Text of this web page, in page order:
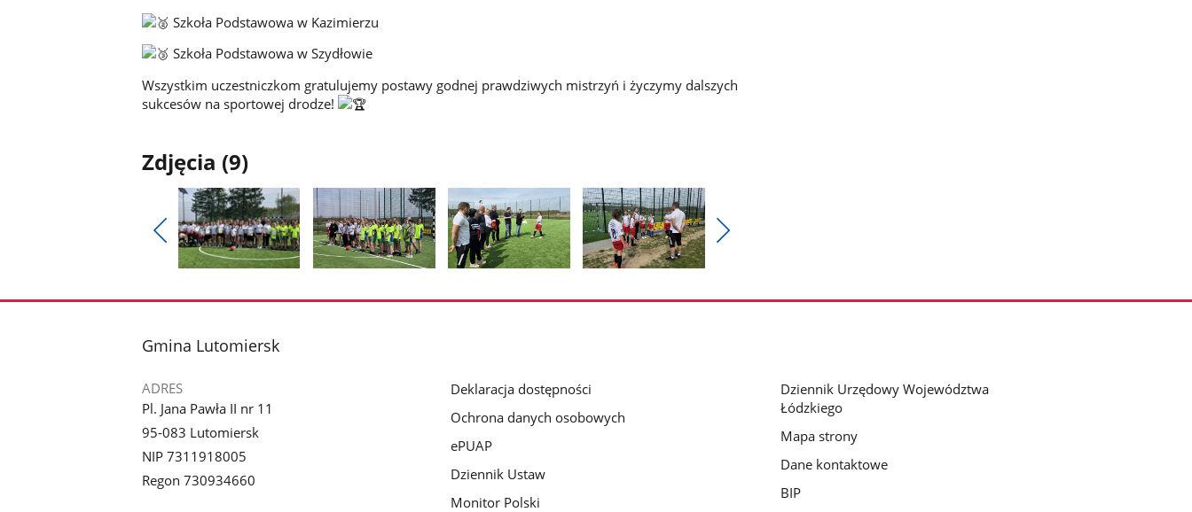
Szkoła Podstawowa w Kazimierzu
Szkoła Podstawowa w Szydłowie
Wszystkim uczestniczkom gratulujemy postawy godnej prawdziwych mistrzyń i życzymy dalszych
sukcesów na sportowej drodze!
Zdjęcia (9)
Pokaż
poprzednie
galerii.
stopka
Gmina Lutomiersk
ADRES
Pl. Jana Pawła II nr 11
95-083 Lutomiersk
NIP 7311918005
Regon 730934660
Deklaracja dostępności
Ochrona danych osobowych
ePUAP
Dziennik Ustaw
Monitor Polski
Dziennik Urzędowy Województwa
Łódzkiego
Mapa strony
Dane kontaktowe
BIP